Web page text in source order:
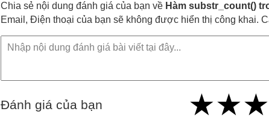
Chia sẻ nội dung đánh giá của bạn về Hàm substr_count()
Email, Điện thoại của bạn sẽ không được hiển thị công khai.
Đánh giá của bạn ★
★★
★★★
★★★
★★★